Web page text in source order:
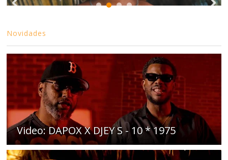
Novidades
Video: DAPOX X DJEY S - 10 * 1975